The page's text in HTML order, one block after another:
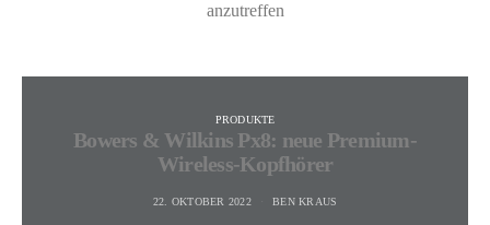
anzutreffen
PRODUKTE
Bowers & Wilkins Px8: neue Premium-
Wireless-Kopfhörer
22. OKTOBER 2022 BEN KRAUS